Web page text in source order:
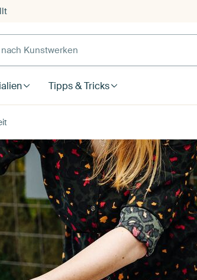
Kunstwerken
Tipps & Tricks